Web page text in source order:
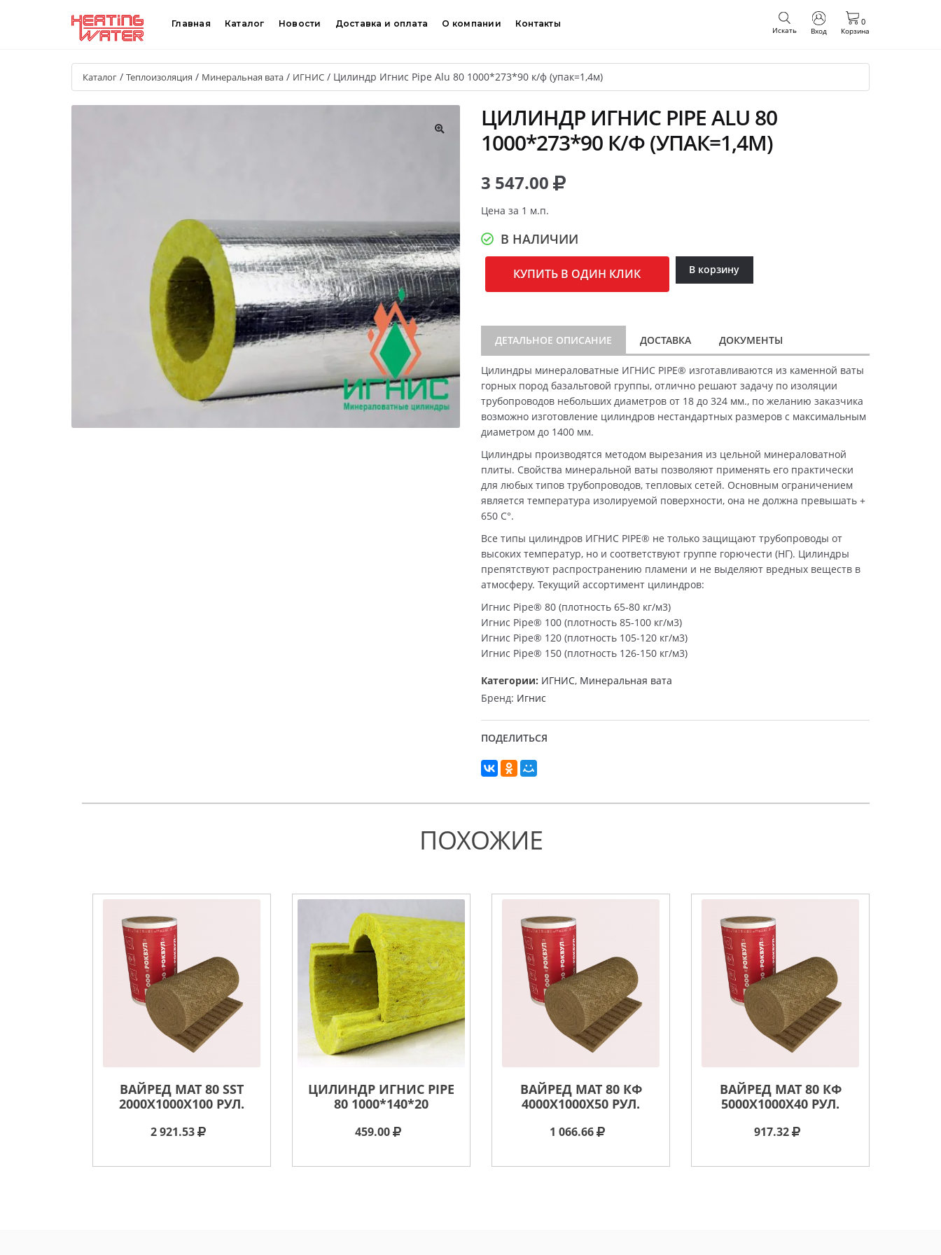
Главная Каталог Новости Доставка и оплата О компании Контакты 0
Корзина
Вход
Искать
Каталог / Теплоизоляция / Минеральная вата / ИГНИС / Цилиндр Игнис Pipe Alu 80 1000*273*90 к/ф (упак=1,4м)
ЦИЛИНДР ИГНИС PIPE ALU 80
1000*273*90 К/Ф (УПАК=1,4М)
3 547.00
Цена за 1 м.п.
В НАЛИЧИИ
В корзину
КУПИТЬ В ОДИН КЛИК
ДЕТАЛЬНОЕ ОПИСАНИЕ ДОСТАВКА ДОКУМЕНТЫ
Цилиндры минераловатные ИГНИС PIPE® изготавливаются из каменной ваты
горных пород базальтовой группы, отлично решают задачу по изоляции
трубопроводов небольших диаметров от 18 до 324 мм., по желанию заказчика
возможно изготовление цилиндров нестандартных размеров с максимальным
диаметром до 1400 мм.
Цилиндры производятся методом вырезания из цельной минераловатной
плиты. Свойства минеральной ваты позволяют применять его практически
для любых типов трубопроводов, тепловых сетей. Основным ограничением
является температура изолируемой поверхности, она не должна превышать +
650 C°.
Все типы цилиндров ИГНИС PIPE® не только защищают трубопроводы от
высоких температур, но и соответствуют группе горючести (НГ). Цилиндры
препятствуют распространению пламени и не выделяют вредных веществ в
атмосферу. Текущий ассортимент цилиндров:
Игнис Pipe® 80 (плотность 65-80 кг/м3)
Игнис Pipe® 100 (плотность 85-100 кг/м3)
Игнис Pipe® 120 (плотность 105-120 кг/м3)
Игнис Pipe® 150 (плотность 126-150 кг/м3)
Категории: ИГНИС, Минеральная вата
Бренд: Игнис
ПОДЕЛИТЬСЯ
ПОХОЖИЕ
ВАЙРЕД МАТ 80 SST
2000X1000X100 РУЛ.
2 921.53
ЦИЛИНДР ИГНИС PIPE
80 1000*140*20
459.00
ВАЙРЕД МАТ 80 КФ
4000X1000X50 РУЛ.
1 066.66
ВАЙРЕД МАТ 80 КФ
5000X1000X40 РУЛ.
917.32